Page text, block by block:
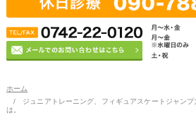
ホーム
ジュニアトレーニング、フィギュアスケートジャン
は。